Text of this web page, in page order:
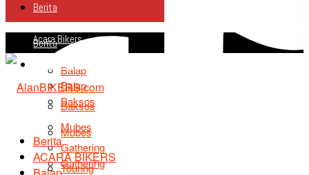
Berita
Acara Bikers
Balap
Baksos
Mubes
Gathering
Berita
Acara Bikers
Balap
Baksos
Mubes
Gathering
Touring
Berita
ACARA BIKERS